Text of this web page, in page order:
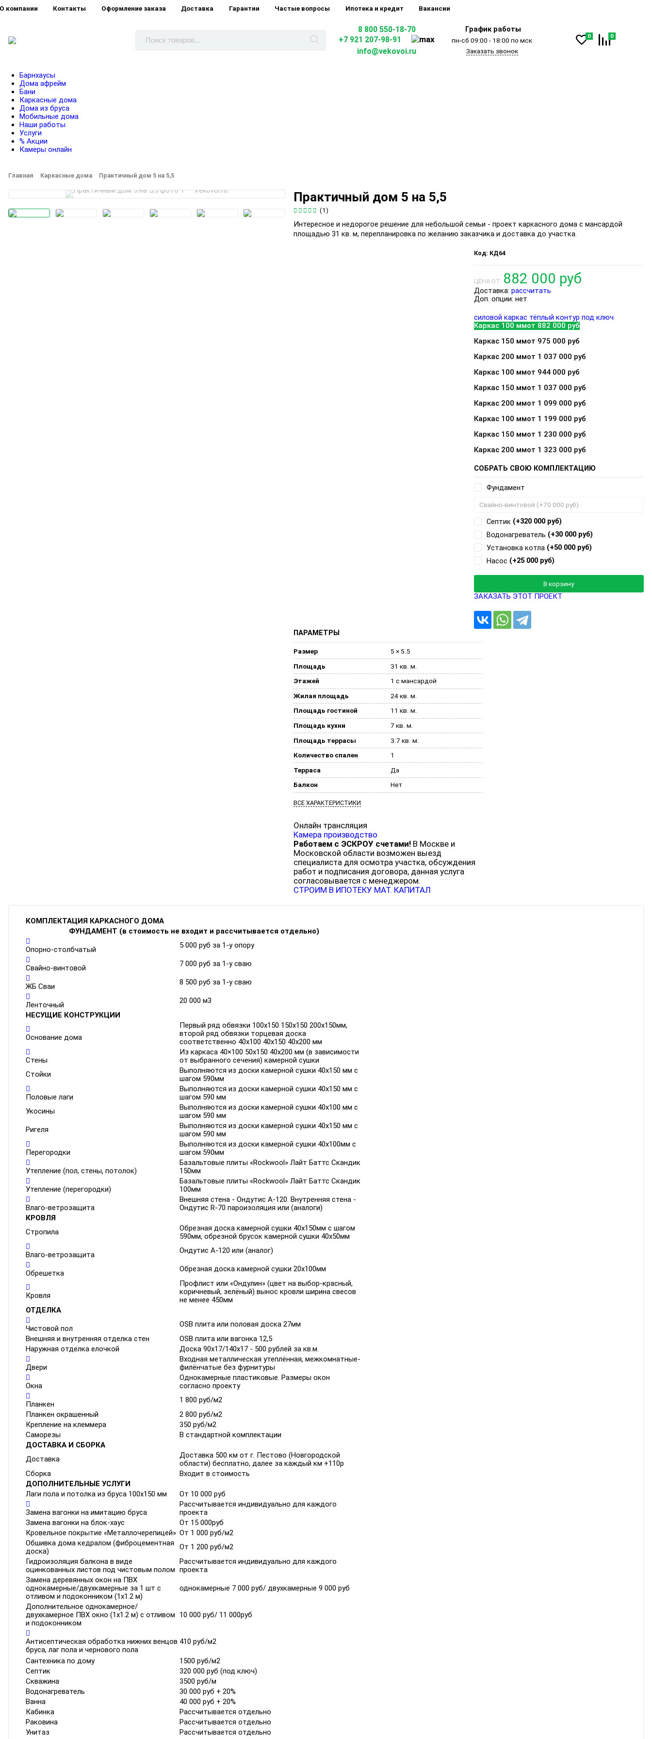
компании Контакты Оформление заказа Доставка Гарантии Частые вопросы Ипотека и кредит Вакансии
8 800 550-18-70
+7 921 207-98-91
info@vekovoi.ru
График работы
пн-сб 09:00 - 18:00 по мск
Заказать звонок
0 0
Барнхаусы
Дома афрейм
Бани
Каркасные дома
Дома из бруса
Мобильные дома
Наши работы
Услуги
% Акции
Камеры онлайн
Главная Каркасные дома Практичный дом 5 на 5,5
Практичный дом 5 на 5,5
(1)
Интересное и недорогое решение для небольшой семьи - проект каркасного дома с мансардой
площадью 31 кв. м, перепланировка по желанию заказчика и доставка до участка.
КД64
ЦЕНА ОТ: 882 000 руб
Доставка: рассчитать
Доп. опции: нет
силовой каркас тёплый контур под ключ
Каркас 100 ммот 882 000 руб
Каркас 150 ммот 975 000 руб
Каркас 200 ммот 1 037 000 руб
Каркас 100 ммот 944 000 руб
Каркас 150 ммот 1 037 000 руб
Каркас 200 ммот 1 099 000 руб
Каркас 100 ммот 1 199 000 руб
Каркас 150 ммот 1 230 000 руб
Каркас 200 ммот 1 323 000 руб
СОБРАТЬ СВОЮ КОМПЛЕКТАЦИЮ
Фундамент
Септик (+320 000 руб)
Водонагреватель (+30 000 руб)
Установка котла (+50 000 руб)
Насос (+25 000 руб)
Добавляется...
В корзину
Добавлен
ЗАКАЗАТЬ ЭТОТ ПРОЕКТ
ПАРАМЕТРЫ
Размер
5 × 5.5
Площадь
31 кв. м.
Этажей
1 с мансардой
Жилая площадь
24 кв. м.
Площадь гостиной
11 кв. м.
Площадь кухни
7 кв. м.
Площадь террасы
3.7 кв. м.
Количество спален
1
Терраса
Да
Балкон
Нет
ВСЕ ХАРАКТЕРИСТИКИ
Онлайн трансляция
Камера производство
Работаем с ЭСКРОУ счетами!В Москве и
Московской области возможен выезд
специалиста для осмотра участка, обсуждения
работ и подписания договора, данная услуга
согласовывается с менеджером.
СТРОИМ В ИПОТЕКУ МАТ. КАПИТАЛ
КОМПЛЕКТАЦИЯ КАРКАСНОГО ДОМА
ФУНДАМЕНТ (в стоимость не входит и рассчитывается отдельно)
Опорно-столбчатый 5 000 руб за 1-у опору
Свайно-винтовой 7 000 руб за 1-у сваю
ЖБ Сваи 8 500 руб за 1-у сваю
Ленточный
20 000 м3
НЕСУЩИЕ КОНСТРУКЦИИ
Основание дома
Первый ряд обвязки 100х150 150х150 200х150мм,
второй ряд обвязки торцевая доска
соответственно 40х100 40х150 40х200 мм
Стены
Из каркаса 40×100 50x150 40x200 мм (в зависимости
от выбранного сечения) камерной сушки
Стойки
Выполняются из доски камерной сушки 40х150 мм с
шагом 590мм
Половые лаги
Выполняются из доски камерной сушки 40х150 мм с
шагом 590 мм
Укосины
Выполняются из доски камерной сушки 40х100 мм с
шагом 590 мм
Ригеля
Выполняются из доски камерной сушки 40х150 мм с
шагом 590 мм
Перегородки
Выполняются из доски камерной сушки 40х100мм с
шагом 590мм
Утепление (пол, стены, потолок)
Базальтовые плиты «Rockwool» Лайт Баттс Скандик
150мм
Утепление (перегородки)
Базальтовые плиты «Rockwool» Лайт Баттс Скандик
100мм
Влаго-ветрозащита
Внешняя стена - Ондутис А-120. Внутренняя стена -
Ондутис R-70 пароизоляция или (аналоги)
КРОВЛЯ
Стропила
Обрезная доска камерной сушки 40х150мм с шагом
590мм, обрезной брусок камерной сушки 40х50мм
Влаго-ветрозащита Ондутис А-120 или (аналог)
Обрешетка Обрезная доска камерной сушки 20х100мм
Кровля
Профлист или «Ондулин» (цвет на выбор-красный,
коричневый, зелёный) вынос кровли ширина свесов
не менее 450мм
ОТДЕЛКА
Чистовой пол
OSB плита или половая доска 27мм
Внешняя и внутренняя отделка стен
OSB плита или вагонка 12,5
Наружная отделка елочкой
Доска 90x17/140x17 - 500 рублей за кв.м.
Двери
Входная металлическая утеплённая, межкомнатные-
филёнчатые без фурнитуры
Окна
Однокамерные пластиковые. Размеры окон
согласно проекту
Планкен
1 800 руб/м2
Планкен окрашенный
2 800 руб/м2
Крепление на клеммера
350 руб/м2
Саморезы
В стандартной комплектации
ДОСТАВКА И СБОРКА
Доставка
Доставка 500 км от г. Пестово (Новгородской
области) бесплатно, далее за каждый км +110р
Сборка
Входит в стоимость
ДОПОЛНИТЕЛЬНЫЕ УСЛУГИ
Лаги пола и потолка из бруса 100х150 мм
От 10 000 руб
Замена вагонки на имитацию бруса
Рассчитывается индивидуально для каждого
проекта
Замена вагонки на блок-хаус
От 15 000руб
Кровельное покрытие «Металлочерепицей» От 1 000 руб/м2
Обшивка дома кедралом (фиброцементная
доска)
От 1 200 руб/м2
Гидроизоляция балкона в виде
оцинкованных листов под чистовым полом
Рассчитывается индивидуально для каждого
проекта
Замена деревянных окон на ПВХ
однокамерные/двухкамерные за 1 шт с
отливом и подоконником (1х1.2 м)
однокамерные 7 000 руб/ двухкамерные 9 000 руб
Дополнительное однокамерное/
двухкамерное ПВХ окно (1х1.2 м) с отливом
и подоконником
10 000 руб/ 11 000руб
Антисептическая обработка нижних венцов
бруса, лаг пола и чернового пола
410 руб/м2
Сантехника по дому
1500 руб/м2
Септик
320 000 руб (под ключ)
Скважина
3500 руб/м
Водонагреватель
30 000 руб + 20%
Ванна
40 000 руб + 20%
Кабинка
Рассчитывается отдельно
Раковина
Рассчитывается отдельно
Унитаз
Рассчитывается отдельно